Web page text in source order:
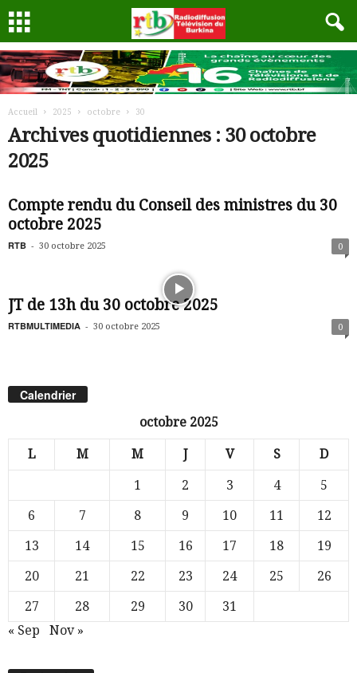
Accueil 2025 octobre 30
Archives quotidiennes : 30 octobre
2025
Compte rendu du Conseil des ministres du 30
octobre 2025
RTB - 30 octobre 2025 0
JT de 13h du 30 octobre 2025
RTBMULTIMEDIA - 30 octobre 2025 0
Calendrier
octobre 2025
L M M J V S D
1 2 3 4
5
6
7 8 9 10 11
12
13
14 15 16 17 18
19
20
21 22 23 24 25
26
27
28 29 30
31
« Sep
Nov »